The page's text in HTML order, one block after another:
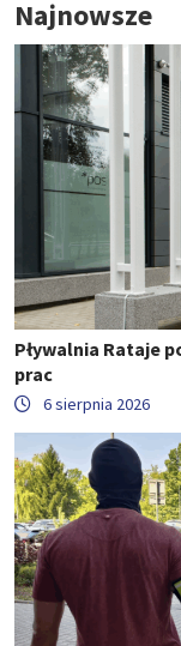
Najnowsze
Pływalnia Rataje
prac
6 sierpnia 2026